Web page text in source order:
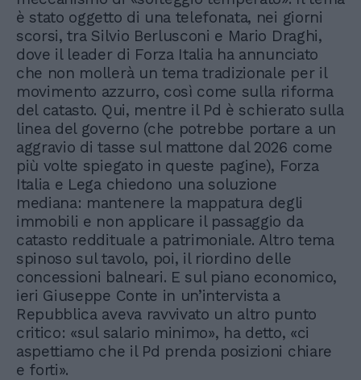
è stato oggetto di una telefonata, nei giorni
scorsi, tra Silvio Berlusconi e Mario Draghi,
dove il leader di Forza Italia ha annunciato
che non mollerà un tema tradizionale per il
movimento azzurro, così come sulla riforma
del catasto. Qui, mentre il Pd è schierato sulla
linea del governo (che potrebbe portare a un
aggravio di tasse sul mattone dal 2026 come
più volte spiegato in queste pagine), Forza
Italia e Lega chiedono una soluzione
mediana: mantenere la mappatura degli
immobili e non applicare il passaggio da
catasto reddituale a patrimoniale. Altro tema
spinoso sul tavolo, poi, il riordino delle
concessioni balneari. E sul piano economico,
ieri Giuseppe Conte in un’intervista a
Repubblica aveva ravvivato un altro punto
critico: «sul salario minimo», ha detto, «ci
aspettiamo che il Pd prenda posizioni chiare
e forti».